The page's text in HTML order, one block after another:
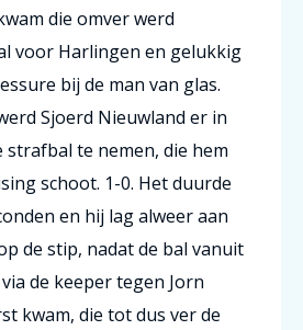
die omver werd
voor Harlingen en gelukkig
bij de man van glas.
Sjoerd Nieuwland er in
strafbal te nemen, die hem
schoot. 1-0. Het duurde
en hij lag alweer aan
de stip, nadat de bal vanuit
de keeper tegen Jorn
kwam, die tot dus ver de